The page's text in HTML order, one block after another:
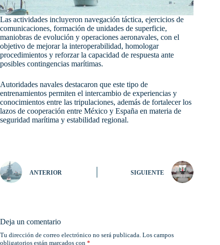
Las actividades incluyeron navegación táctica, ejercicios de
comunicaciones, formación de unidades de superficie,
maniobras de evolución y operaciones aeronavales, con el
objetivo de mejorar la interoperabilidad, homologar
procedimientos y reforzar la capacidad de respuesta ante
posibles contingencias marítimas.
Autoridades navales destacaron que este tipo de
entrenamientos permiten el intercambio de experiencias y
conocimientos entre las tripulaciones, además de fortalecer los
lazos de cooperación entre México y España en materia de
seguridad marítima y estabilidad regional.
ANTERIOR SIGUIENTE
Deja un comentario
Tu dirección de correo electrónico no será publicada. Los campos
obligatorios están marcados con *